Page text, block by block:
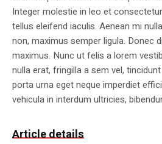
Integer molestie in leo et
tellus eleifend iaculis. Aenean mi
non, maximus semper ligula. Donec
maximus. Nunc ut felis a lorem
nulla erat, fringilla a sem vel,
porta urna eget neque imperdiet
vehicula in interdum ultricies,
Article details